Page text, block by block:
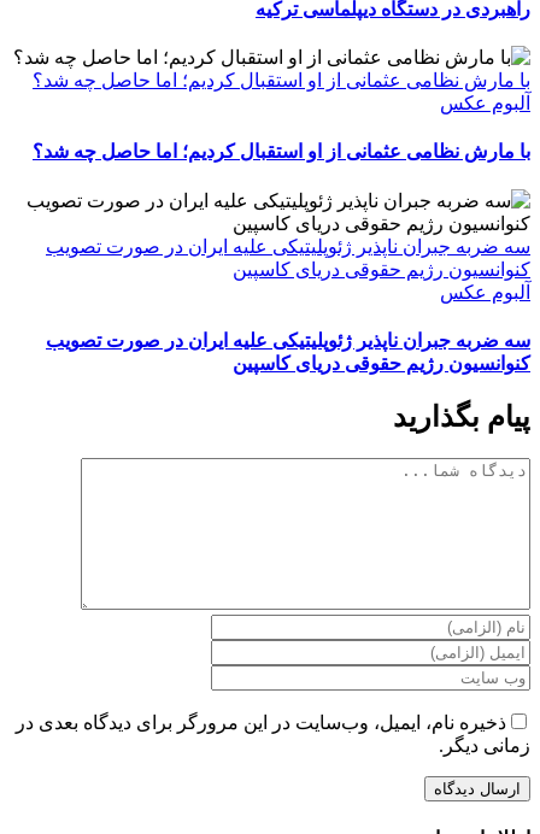
راهبردی در دستگاه دیپلماسی ترکیه
با مارش نظامی عثمانی از او استقبال کردیم؛ اما حاصل چه شد؟
آلبوم عکس
با مارش نظامی عثمانی از او استقبال کردیم؛ اما حاصل چه شد؟
سه ضربه جبران ناپذیر ژئوپلیتیکی علیه ایران در صورت تصویب
کنوانسیون رژیم حقوقی دریای کاسپین
آلبوم عکس
سه ضربه جبران ناپذیر ژئوپلیتیکی علیه ایران در صورت تصویب
کنوانسیون رژیم حقوقی دریای کاسپین
پیام بگذارید
دیدگاه
ذخیره نام، ایمیل، وب‌سایت در این مرورگر برای دیدگاه بعدی در
زمانی دیگر.